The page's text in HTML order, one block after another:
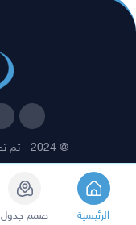
الرئيسية صمم جدول
@ 2024 - تم تصميمه وتطويره بواسطة